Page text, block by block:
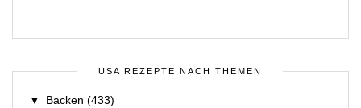
USA REZEPTE NACH THEMEN
▼ Backen (433)